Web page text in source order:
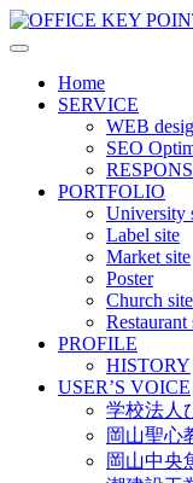
OFFICE KEY
Web Design Production
Home
SERVICE
WEB
SEO
PORTFOLIO
University
Label site
Market site
Poster
Church site
Restaurant
PROFILE
HISTORY
USER’S VOICE
学校法人
岡山聖心
岡山中央